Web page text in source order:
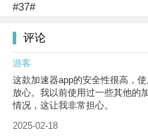
#37#
评论
游客
这款加速器app的安全性很高，
放心。我以前使用过一些其他的
情况，这让我非常担心。
2025-02-18